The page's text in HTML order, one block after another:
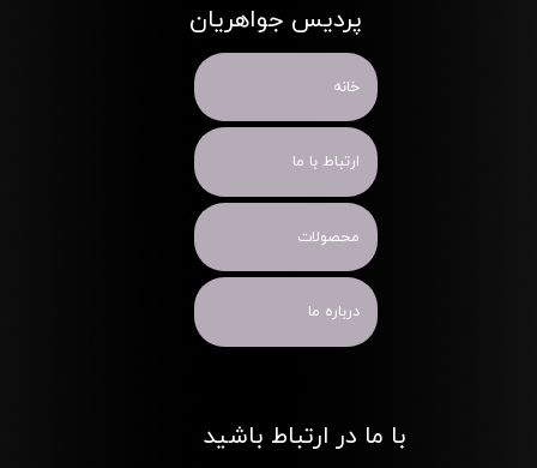
پردیس جواهریان
خانه
ارتباط با ما
محصولات
درباره ما
با ما در ارتباط باشید